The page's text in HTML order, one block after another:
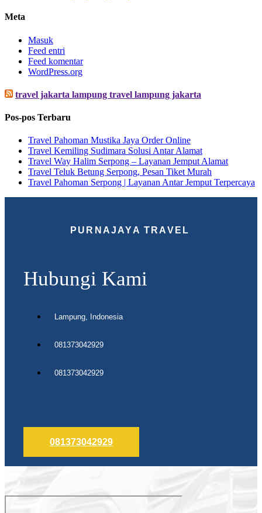
Meta
Masuk
Feed entri
Feed komentar
WordPress.org
travel jakarta lampung travel lampung jakarta
Pos-pos Terbaru
Travel Pahoman Mustika Jaya Order Online
Travel Kemiling Sudimara Solusi Antar Alamat
Travel Way Halim Serpong – Layanan Jemput Alamat
Travel Teluk Betung Serpong, Pesan Tiket Murah
Travel Pahoman Serpong | Layanan Antar Jemput Terpercaya
PURNAJAYA TRAVEL
Hubungi Kami
Lampung, Indonesia
081373042929
081373042929
081373042929